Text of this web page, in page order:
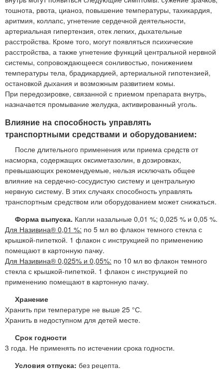
тошнота, рвота, цианоз, повышение температуры, тахикардия,
аритмия, коллапс, угнетение сердечной деятельности,
артериальная гипертензия, отек легких, дыхательные
расстройства. Кроме того, могут появляться психические
расстройства, а также угнетение функций центральной нервной
системы, сопровождающееся сонливостью, понижением
температуры тела, брадикардией, артериальной гипотензией,
остановкой дыхания и возможным развитием комы.
При передозировке, связанной с приемом препарата внутрь,
назначается промывание желудка, активированный уголь.
Влияние на способность управлять
транспортными средствами и оборудованием:
После длительного применения или приема средств от
насморка, содержащих оксиметазолин, в дозировках,
превышающих рекомендуемые, нельзя исключать общее
влияние на сердечно-сосудистую систему и центральную
нервную систему. В этих случаях способность управлять
транспортным средством или оборудованием может снижаться.
Форма выпуска. Капли назальные 0,01 %; 0,025 % и 0,05 %.
Для Називина® 0,01 %: по 5 мл во флакон темного стекла с
крышкой-пипеткой. 1 флакон с инструкцией по применению
помещают в картонную пачку.
Для Називина® 0,025% и 0,05%: по 10 мл во флакон темного
стекла с крышкой-пипеткой. 1 флакон с инструкцией по
применению помещают в картонную пачку.
Хранение
Хранить при температуре не выше 25 °С.
Хранить в недоступном для детей месте.
Срок годности
3 года. Не применять по истечении срока годности.
Условия отпуска: без рецепта.